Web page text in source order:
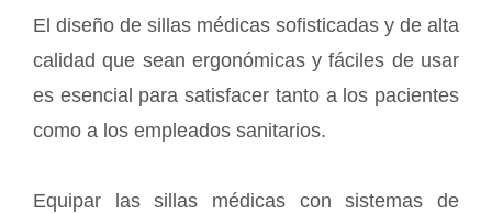
El diseño de sillas médicas sofisticadas y de alta
calidad que sean ergonómicas y fáciles de usar
es esencial para satisfacer tanto a los pacientes
como a los empleados sanitarios.
Equipar las sillas médicas con sistemas de